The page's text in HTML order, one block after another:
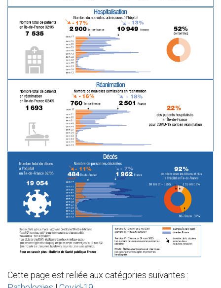
Cette page est reliée aux catégories suivantes :